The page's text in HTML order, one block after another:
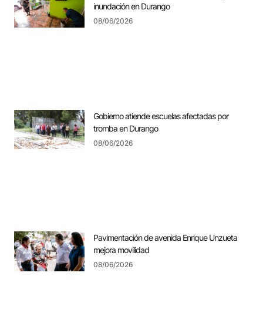
inundación en Durango
08/06/2026
Gobierno atiende escuelas afectadas por
tromba en Durango
08/06/2026
Pavimentación de avenida Enrique Unzueta
mejora movilidad
08/06/2026